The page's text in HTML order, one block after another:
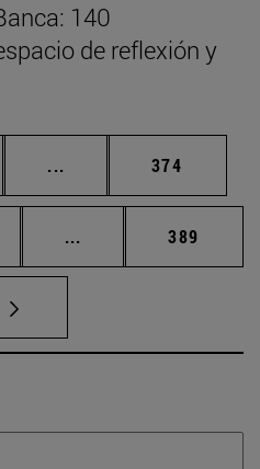
140
de reflexión y
... Páginas intermedias
Página
374
... Páginas intermedias
Página
389